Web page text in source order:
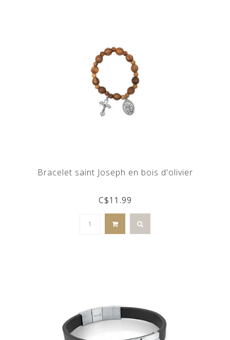
Bracelet saint Joseph en bois d'olivier
C$11.99